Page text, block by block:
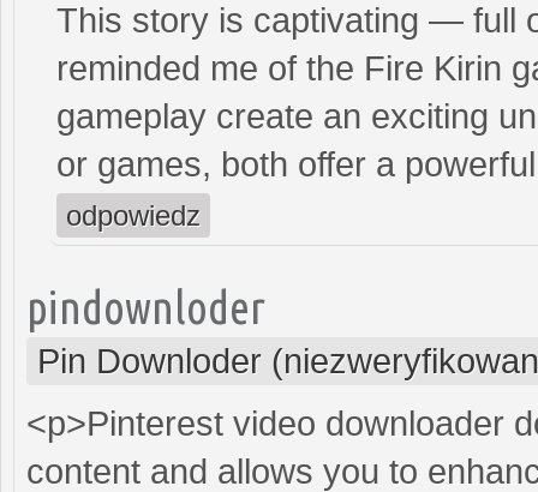
This story is captivating — full
reminded me of the Fire Kirin
gameplay create an exciting
or games, both offer a
odpowiedz
pindownloder
Pin Downloder
<p>Pinterest video downloader
content and allows you to